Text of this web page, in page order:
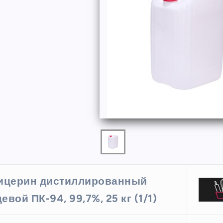
форма
х 6 см
Силиконовая форма для
выпечки 9 ячеек,
дистиллированный
ПК-94, 99,7%, 25 кг (1/1)